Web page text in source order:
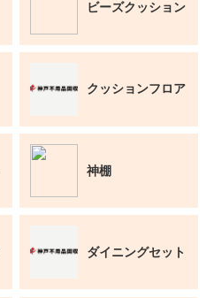
ビーズクッション
クッションフロア
神棚
ダイニングセット